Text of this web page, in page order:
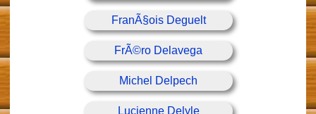
FranÃ§ois Deguelt
FrÃ©ro Delavega
Michel Delpech
Lucienne Delyle